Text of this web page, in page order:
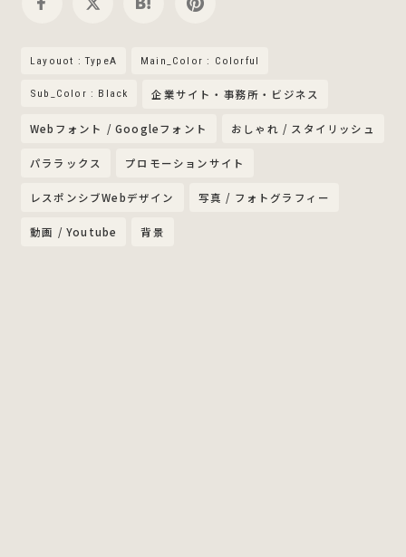
Layouot : TypeA Main_Color : Colorful
Sub_Color : Black 企業サイト・事務所・ビジネス
Webフォント / Googleフォント おしゃれ / スタイリッシュ
パララックス プロモーションサイト
レスポンシブWebデザイン 写真 / フォトグラフィー
動画 / Youtube 背景